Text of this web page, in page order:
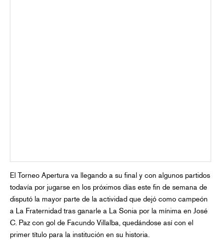
El Torneo Apertura va llegando a su final y con algunos partidos
todavía por jugarse en los próximos días este fin de semana de
disputó la mayor parte de la actividad que dejó como campeón
a La Fraternidad tras ganarle a La Sonia por la mínima en José
C. Paz con gol de Facundo Villalba, quedándose así con el
primer título para la institución en su historia.